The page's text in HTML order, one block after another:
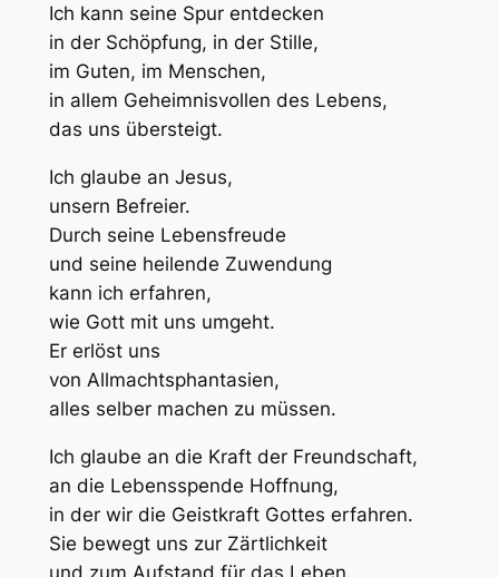
Ich kann seine Spur entdecken
in der Schöpfung, in der Stille,
im Guten, im Menschen,
in allem Geheimnisvollen des Lebens,
das uns übersteigt.
Ich glaube an Jesus,
unsern Befreier.
Durch seine Lebensfreude
und seine heilende Zuwendung
kann ich erfahren,
wie Gott mit uns umgeht.
Er erlöst uns
von Allmachtsphantasien,
alles selber machen zu müssen.
Ich glaube an die Kraft der Freundschaft,
an die Lebensspende Hoffnung,
in der wir die Geistkraft Gottes erfahren.
Sie bewegt uns zur Zärtlichkeit